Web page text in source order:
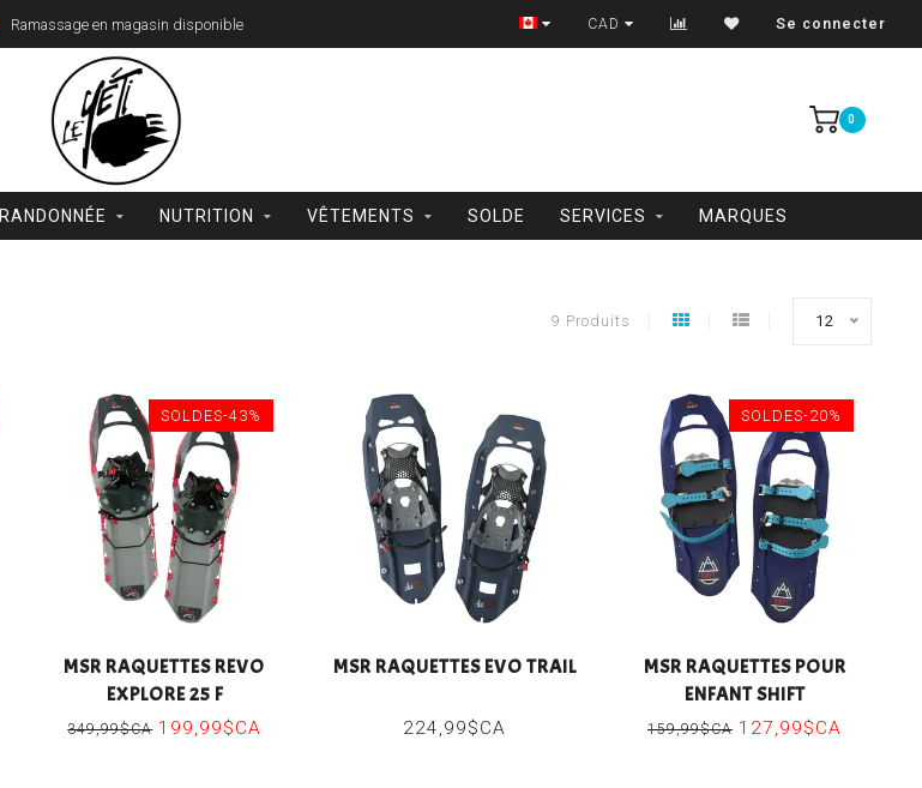
Ramassage en magasin disponible Trois-Rivières et Shawinigan
CAD Se connecter
0
RANDONNÉE NUTRITION VÊTEMENTS SOLDE SERVICES MARQUES
9 Produits 12
SOLDES-43%
MSR RAQUETTES REVO
EXPLORE 25 F
349,99$CA199,99$CA
MSR RAQUETTES EVO TRAIL
224,99$CA
SOLDES-20%
MSR RAQUETTES POUR
ENFANT SHIFT
159,99$CA 127,99$CA